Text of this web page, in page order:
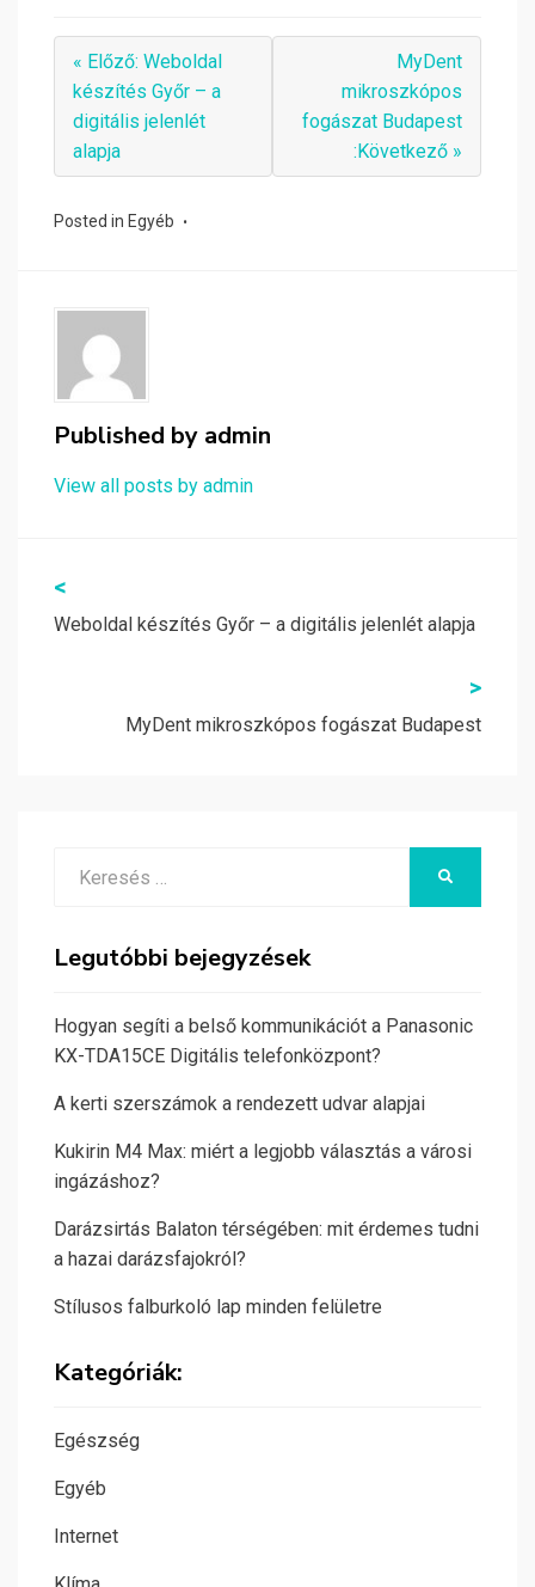
« Előző: Weboldal
készítés Győr – a
digitális jelenlét
alapja
MyDent
mikroszkópos
fogászat Budapest
:Következő »
Posted in Egyéb
Published by admin
View all posts by admin
Bejegyzés
navigáció
<
Weboldal készítés Győr – a digitális jelenlét alapja
>
MyDent mikroszkópos fogászat Budapest
Legutóbbi bejegyzések
Hogyan segíti a belső kommunikációt a Panasonic
KX-TDA15CE Digitális telefonközpont?
A kerti szerszámok a rendezett udvar alapjai
Kukirin M4 Max: miért a legjobb választás a városi
ingázáshoz?
Darázsirtás Balaton térségében: mit érdemes tudni
a hazai darázsfajokról?
Stílusos falburkoló lap minden felületre
Kategóriák:
Egészség
Egyéb
Internet